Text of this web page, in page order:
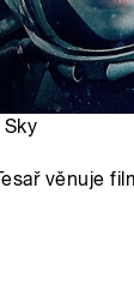
věnuje